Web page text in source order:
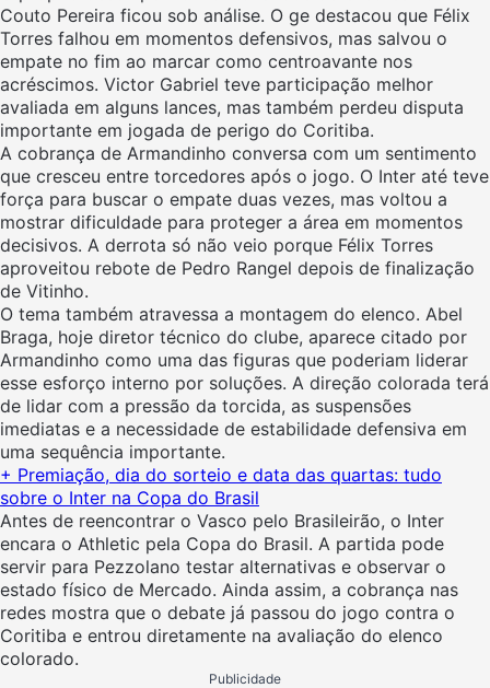
Couto Pereira ficou sob análise. O ge destacou que Félix
Torres falhou em momentos defensivos, mas salvou o
empate no fim ao marcar como centroavante nos
acréscimos. Victor Gabriel teve participação melhor
avaliada em alguns lances, mas também perdeu disputa
importante em jogada de perigo do Coritiba.
A cobrança de Armandinho conversa com um sentimento
que cresceu entre torcedores após o jogo. O Inter até teve
força para buscar o empate duas vezes, mas voltou a
mostrar dificuldade para proteger a área em momentos
decisivos. A derrota só não veio porque Félix Torres
aproveitou rebote de Pedro Rangel depois de finalização
de Vitinho.
O tema também atravessa a montagem do elenco. Abel
Braga, hoje diretor técnico do clube, aparece citado por
Armandinho como uma das figuras que poderiam liderar
esse esforço interno por soluções. A direção colorada terá
de lidar com a pressão da torcida, as suspensões
imediatas e a necessidade de estabilidade defensiva em
uma sequência importante.
+ Premiação, dia do sorteio e data das quartas: tudo
sobre o Inter na Copa do Brasil
Antes de reencontrar o Vasco pelo Brasileirão, o Inter
encara o Athletic pela Copa do Brasil. A partida pode
servir para Pezzolano testar alternativas e observar o
estado físico de Mercado. Ainda assim, a cobrança nas
redes mostra que o debate já passou do jogo contra o
Coritiba e entrou diretamente na avaliação do elenco
colorado.
Publicidade